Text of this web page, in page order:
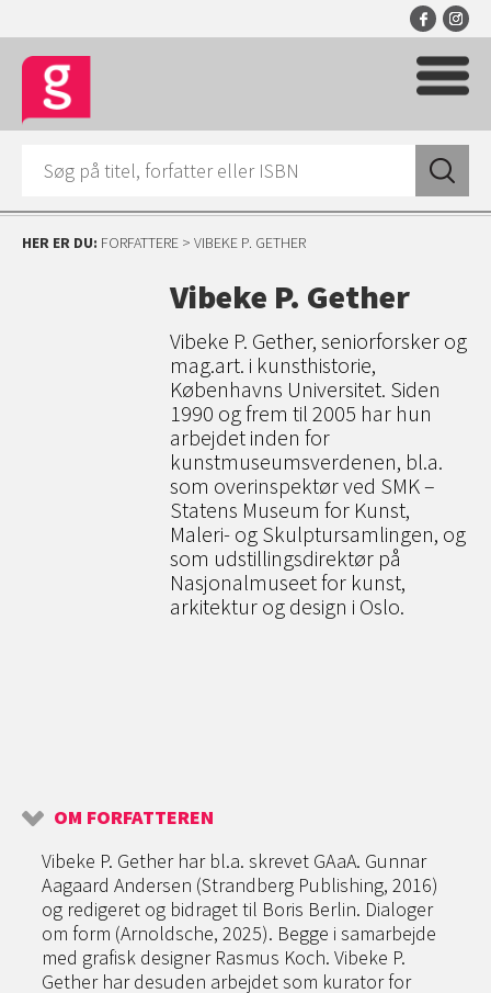
HER ER DU: FORFATTERE > VIBEKE P. GETHER
Vibeke P. Gether
Vibeke P. Gether, seniorforsker og
mag.art. i kunsthistorie,
Københavns Universitet. Siden
1990 og frem til 2005 har hun
arbejdet inden for
kunstmuseumsverdenen, bl.a.
som overinspektør ved SMK –
Statens Museum for Kunst,
Maleri- og Skulptursamlingen, og
som udstillingsdirektør på
Nasjonalmuseet for kunst,
arkitektur og design i Oslo.
OM FORFATTEREN
Vibeke P. Gether har bl.a. skrevet GAaA. Gunnar
Aagaard Andersen (Strandberg Publishing, 2016)
og redigeret og bidraget til Boris Berlin. Dialoger
om form (Arnoldsche, 2025). Begge i samarbejde
med grafisk designer Rasmus Koch. Vibeke P.
Gether har desuden arbejdet som kurator for